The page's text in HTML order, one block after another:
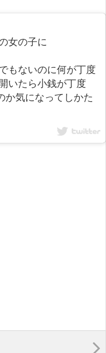
女の子に
もないのに何が丁度
いたら小銭が丁度
か気になってしかた